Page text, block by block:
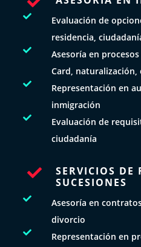

Evaluación de
residencia,

Asesoría en
Card, naturalización,

Representación en
inmigración

Evaluación de
ciudadanía

SERVICIOS DE
SUCESIONES

Asesoría en
divorcio

Representación en